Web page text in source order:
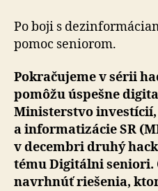
Po boji s
pomoc seniorom.
Pokračujeme v sérii
pomôžu úspešne
Ministerstvo
a informatizácie SR
v decembri druhý
tému Digitálni seniori.
navrhnúť riešenia,